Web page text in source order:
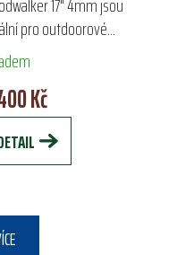
17" 4mm jsou
pro outdoorové
v chladném počasí.
z vulkanizovaného
kaučuku a s 4 mm
podšívkou...
Kč